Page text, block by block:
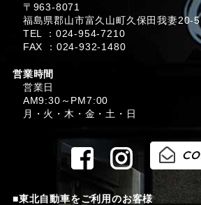
〒963-8071
福島県郡山市富久山町久保田我妻20-5
TEL ：024-954-7210
FAX ：024-932-1480
営業時間
営業日
AM9:30～PM7:00
月・火・木・金・土・日
■東北自動車をご利用のお客様